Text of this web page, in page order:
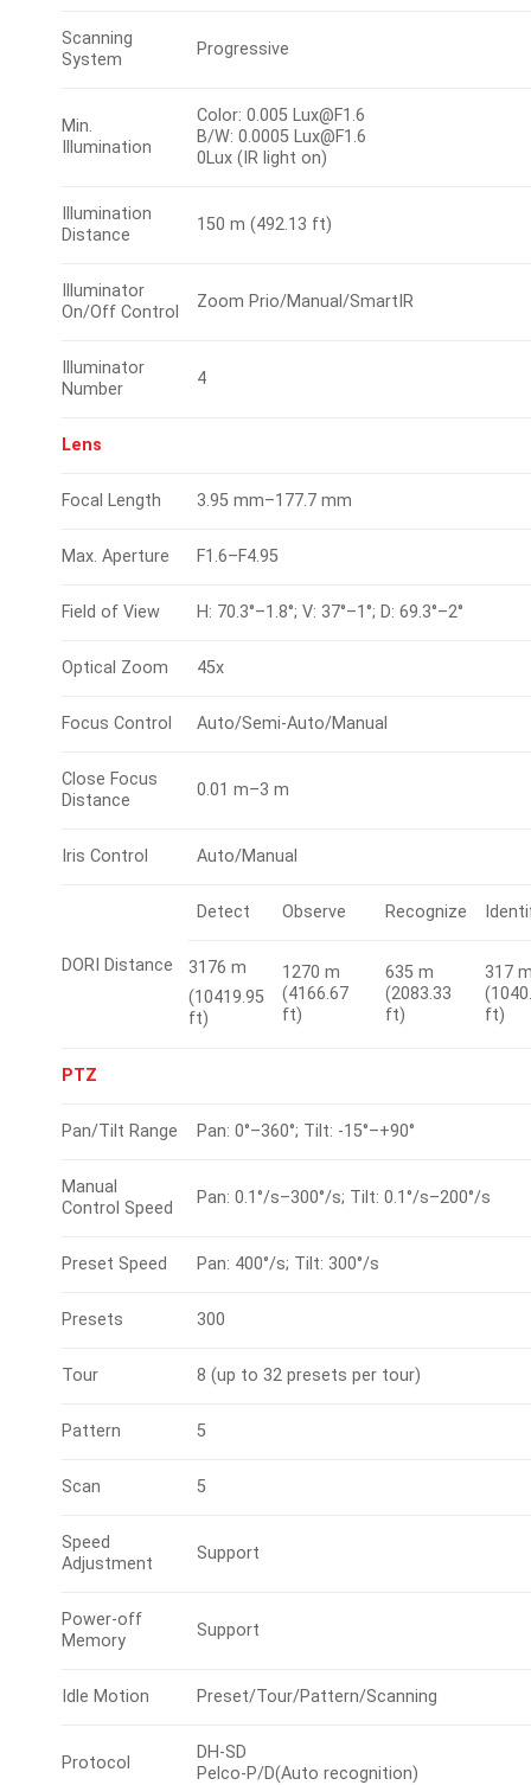
Scanning
System
Progressive
Min.
Illumination
Color: 0.005 Lux@F1.6
B/W: 0.0005 Lux@F1.6
0Lux (IR light on)
Illumination
Distance
150 m (492.13 ft)
Illuminator
On/Off Control
Zoom Prio/Manual/SmartIR
Illuminator
Number
4
Lens
Focal Length 3.95 mm–177.7 mm
Max. Aperture F1.6–F4.95
Field of View H: 70.3°–1.8°; V: 37°–1°; D: 69.3°–2°
Optical Zoom 45x
Focus Control Auto/Semi-Auto/Manual
Close Focus
Distance
0.01 m–3 m
Iris Control Auto/Manual
DORI Distance
Detect Observe Recognize
3176 m
(10419.95
ft)
1270 m
(4166.67
ft)
635 m
(2083.33
ft)
317
ft)
PTZ
Pan/Tilt Range Pan: 0°–360°; Tilt: -15°–+90°
Manual
Control Speed
Pan: 0.1°/s–300°/s; Tilt: 0.1°/s–200°/s
Preset Speed Pan: 400°/s; Tilt: 300°/s
Presets 300
Tour 8 (up to 32 presets per tour)
Pattern 5
Scan 5
Speed
Adjustment
Support
Power-off
Memory
Support
Idle Motion Preset/Tour/Pattern/Scanning
Protocol
DH-SD
Pelco-P/D(Auto recognition)